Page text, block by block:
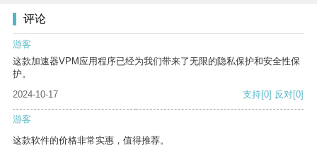
评论
游客
这款加速器VPM应用程序已经为我们带来了无限的隐私保护和安全性保
护。
2024-10-17
支持[0] 反对[0]
游客
这款软件的价格非常实惠，值得推荐。